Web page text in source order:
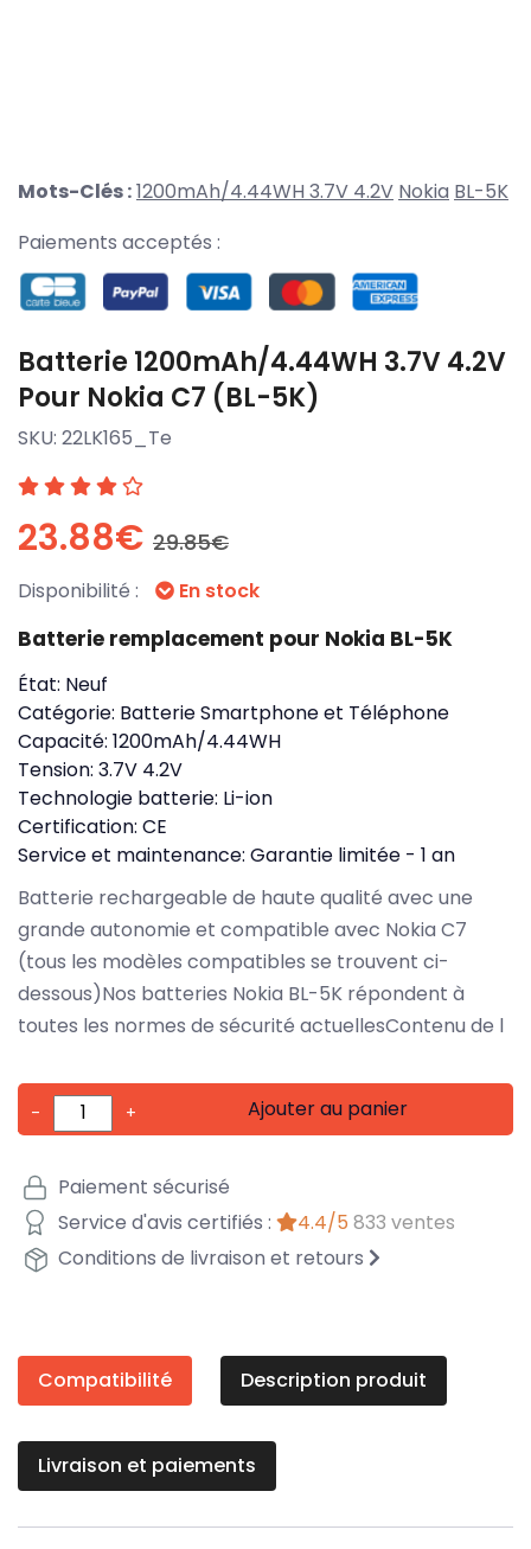
Mots-Clés :1200mAh/4.44WH 3.7V 4.2V Nokia BL-5K
Paiements acceptés :
Batterie 1200mAh/4.44WH 3.7V 4.2V
Pour Nokia C7 (BL-5K)
SKU: 22LK165_Te
23.88€ 29.85€
Disponibilité : En stock
Batterie remplacement pour Nokia BL-5K
État: Neuf
Catégorie: Batterie Smartphone et Téléphone
Capacité: 1200mAh/4.44WH
Tension: 3.7V 4.2V
Technologie batterie: Li-ion
Certification: CE
Service et maintenance: Garantie limitée - 1 an
Batterie rechargeable de haute qualité avec une
grande autonomie et compatible avec Nokia C7
(tous les modèles compatibles se trouvent ci-
dessous)Nos batteries Nokia BL-5K répondent à
toutes les normes de sécurité actuellesContenu de l
- + Ajouter au panier
Paiement sécurisé
Service d'avis certifiés :
4.4/5 833 ventes
Conditions de livraison et retours
Compatibilité Description produit
Livraison et paiements